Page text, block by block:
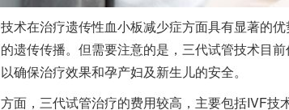
术在治疗遗传性血小板减少症方面具有显著的
遗传传播。但需要注意的是，三代试管技术目
确保治疗效果和孕产妇及新生儿的安全。
面，三代试管治疗的费用较高，主要包括IVF